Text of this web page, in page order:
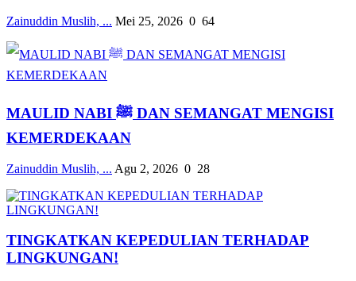
Zainuddin Muslih, ... Mei 25, 2026 0 64
MAULID NABI ﷺ DAN SEMANGAT MENGISI
KEMERDEKAAN
Zainuddin Muslih, ... Agu 2, 2026 0 28
TINGKATKAN KEPEDULIAN TERHADAP
LINGKUNGAN!